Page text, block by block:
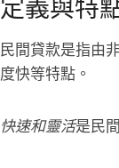
定義與特
民間貸款是指由
度快等特點。
快速和靈活是民